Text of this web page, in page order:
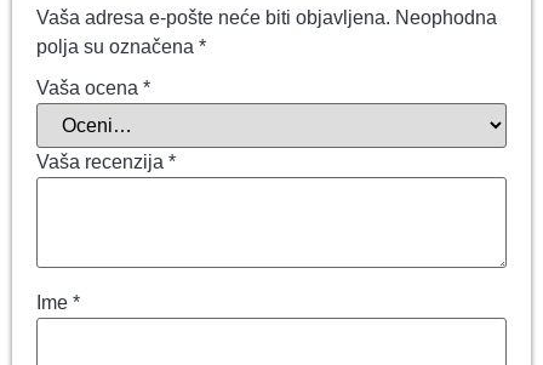
Vaša adresa e-pošte neće biti objavljena. Neophodna
polja su označena *
Vaša ocena *
Vaša recenzija *
Ime *